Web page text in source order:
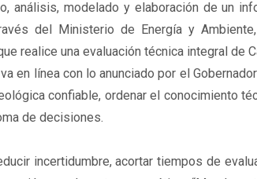
análisis, modelado y elaboración de un
del Ministerio de Energía y
realice una evaluación técnica integral de
en línea con lo anunciado por el
confiable, ordenar el conocimiento
de decisiones.
incertidumbre, acortar tiempos de